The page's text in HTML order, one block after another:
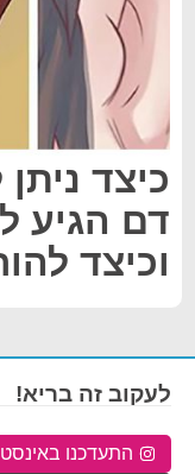
כיצד
דם הגיע
וכיצד
לעקוב זה בריא!
התעדכנו